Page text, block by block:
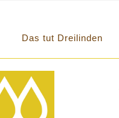
Das tut Dreilinden